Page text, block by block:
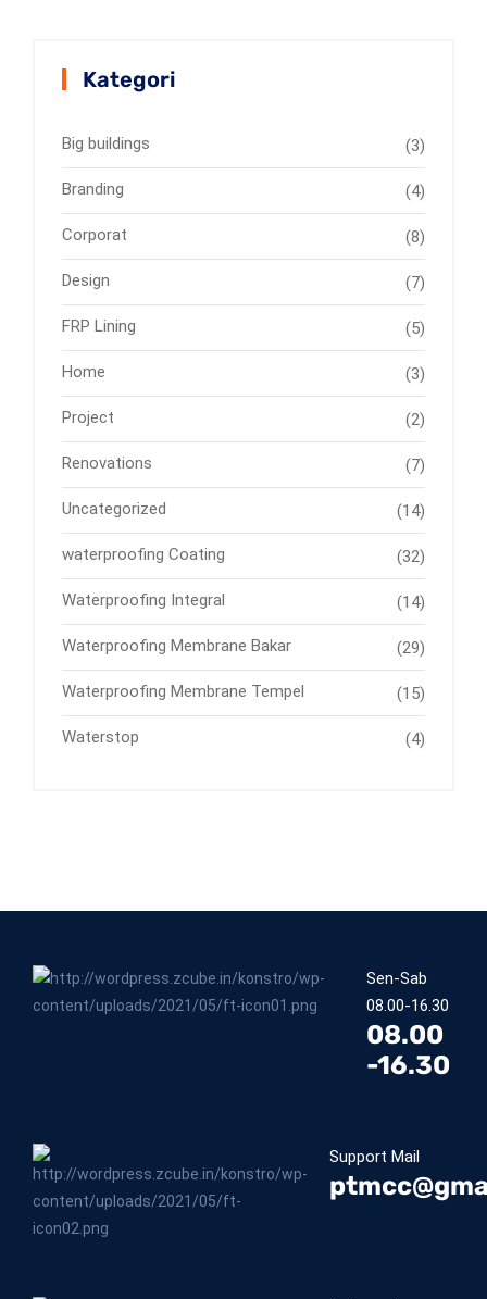
Kategori
Big buildings (3)
Branding (4)
Corporat (8)
Design (7)
FRP Lining (5)
Home (3)
Project (2)
Renovations (7)
Uncategorized (14)
waterproofing Coating (32)
Waterproofing Integral (14)
Waterproofing Membrane Bakar (29)
Waterproofing Membrane Tempel (15)
Waterstop (4)
Sen-Sab
08.00-16.30
08.00
-16.30
Support Mail